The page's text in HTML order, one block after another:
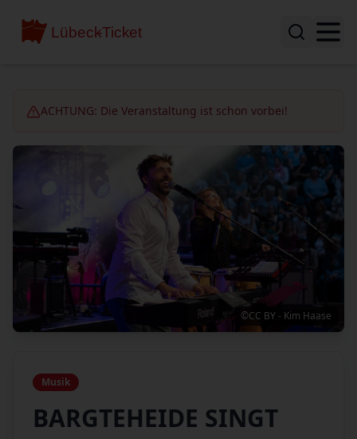
ACHTUNG: Die Veranstaltung ist schon vorbei!
©CC BY - Kim Haase
Musik
BARGTEHEIDE SINGT